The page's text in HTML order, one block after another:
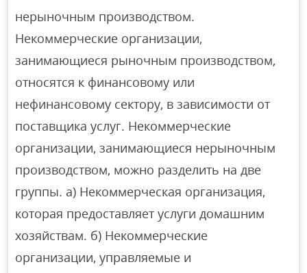
нерыночным производством.
Некоммерческие организации,
занимающиеся рыночным производством,
относятся к финансовому или
нефинансовому сектору, в зависимости от
поставщика услуг. Некоммерческие
организации, занимающиеся нерыночным
производством, можно разделить на две
группы. а) Некоммерческая организация,
которая предоставляет услуги домашним
хозяйствам. б) Некоммерческие
организации, управляемые и